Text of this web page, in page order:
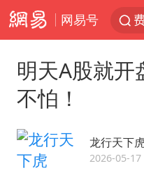
网易号
明天A股就开
不怕！
龙行天下虎
2026-05-17